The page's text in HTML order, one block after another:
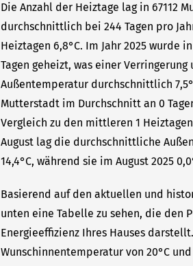
Die Anzahl der Heiztage lag in 67112
durchschnittlich bei 244 Tagen pro
Heiztagen 6,8°C. Im Jahr 2025 wurde
Tagen geheizt, was einer
Außentemperatur durchschnittlich
Mutterstadt im Durchschnitt an 0
Vergleich zu den mittleren 1
August lag die durchschnittliche
14,4°C, während sie im August 2025
Basierend auf den aktuellen und
unten eine Tabelle zu sehen, die den
Energieeffizienz Ihres Hauses
Wunschinnentemperatur von 20°C